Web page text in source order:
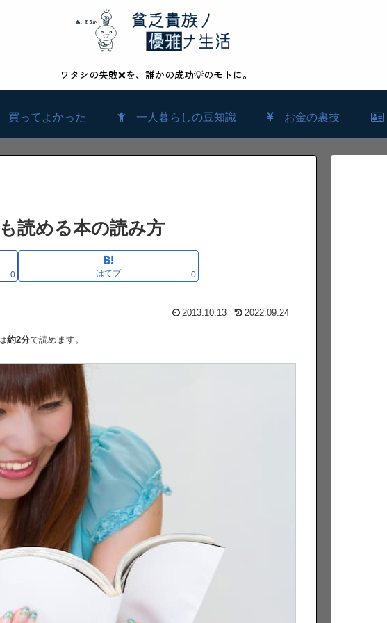
ワタシの失敗❌を、誰かの成功💡のモトに。
買ってよかった 一人暮らしの豆知識 お金の裏技
読める本の読み方
0 はてブ 0
2013.10.13 2022.09.24
約2分で読めます。